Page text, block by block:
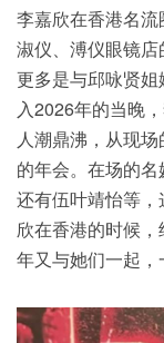
李嘉欣在香港名
淑仪、溥仪眼镜
更多是与邱咏贤
入2026年的当晚
人潮鼎沸，从现
的年会。在场的
还有伍叶靖怡等
欣在香港的时候
年又与她们一起，